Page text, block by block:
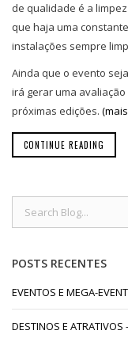
de qualidade é a
que haja uma
instalações sempre
Ainda que o evento
irá gerar uma
próximas edições.
CONTINUE READING
POSTS RECENTES
EVENTOS E MEGA-
DESTINOS E ATRATIVOS